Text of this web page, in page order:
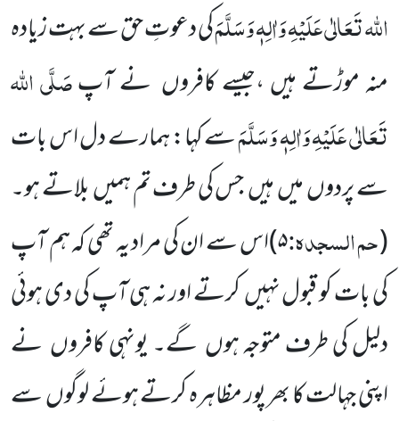
اللہ تَعَالٰی عَلَیْہِ وَاٰلِہٖ وَسَلَّمَکی دعوتِ حق سے بہت زیادہ
منہ موڑتے ہیں ،جیسے کافروں نے آپصَلَّی اللہ
تَعَالٰی عَلَیْہِ وَاٰلِہٖ وَسَلَّمَسے کہا: ہمارے دل اس بات
سے پردوں میں ہیں جس کی طرف تم ہمیں بلاتے ہو۔
(حم السجدہ:۵)اس سے ان کی مراد یہ تھی کہ ہم آپ
کی بات کو قبول نہیں کرتے اور نہ ہی آپ کی دی ہوئی
دلیل کی طرف متوجہ ہوں گے۔ یونہی کافروں نے
اپنی جہالت کا بھر پور مظاہرہ کرتے ہوئے لوگوں سے